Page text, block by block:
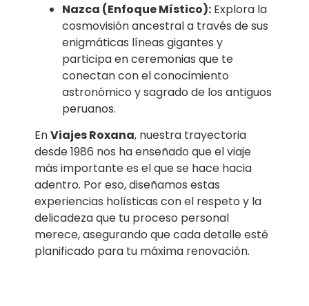
Nazca (Enfoque Místico): Explora la
cosmovisión ancestral a través de sus
enigmáticas líneas gigantes y
participa en ceremonias que te
conectan con el conocimiento
astronómico y sagrado de los antiguos
peruanos.
EnViajes Roxana, nuestra trayectoria
desde 1986 nos ha enseñado que el viaje
más importante es el que se hace hacia
adentro. Por eso, diseñamos estas
experiencias holísticas con el respeto y la
delicadeza que tu proceso personal
merece, asegurando que cada detalle esté
planificado para tu máxima renovación.